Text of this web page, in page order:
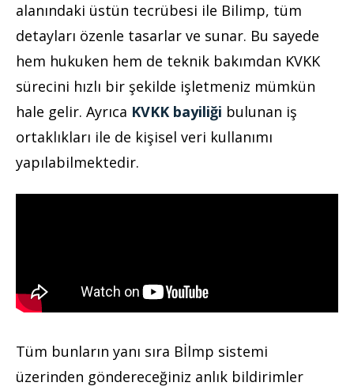
alanındaki üstün tecrübesi ile Bilimp, tüm
detayları özenle tasarlar ve sunar. Bu sayede
hem hukuken hem de teknik bakımdan KVKK
sürecini hızlı bir şekilde işletmeniz mümkün
hale gelir. Ayrıca KVKK bayiliği bulunan iş
ortaklıkları ile de kişisel veri kullanımı
yapılabilmektedir.
Tüm bunların yanı sıra Bİlmp sistemi
üzerinden göndereceğiniz anlık bildirimler